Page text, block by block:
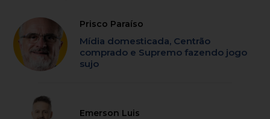
Prisco Paraíso
Mídia domesticada, Centrão
comprado e Supremo fazendo jogo
sujo
Emerson Luis